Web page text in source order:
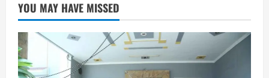
YOU MAY HAVE MISSED